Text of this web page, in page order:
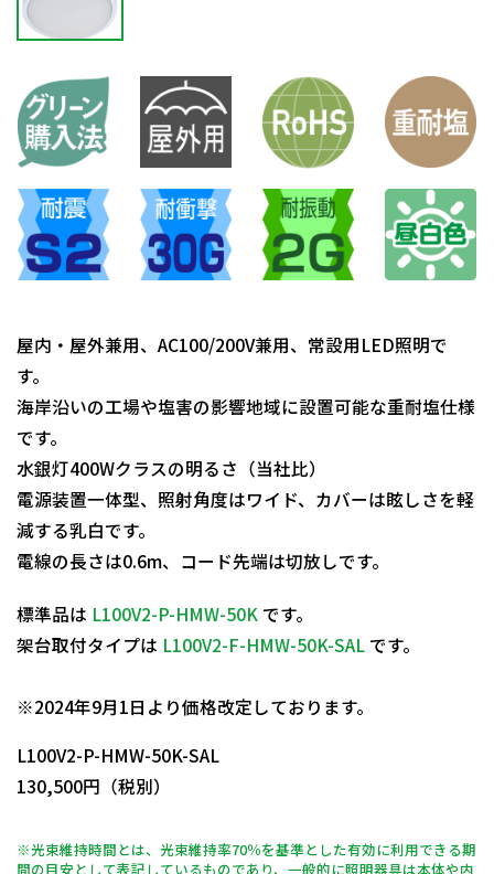
屋内・屋外兼用、AC100/200V兼用、常設用LED照明で
す。
海岸沿いの工場や塩害の影響地域に設置可能な重耐塩仕様
です。
水銀灯400Wクラスの明るさ（当社比）
電源装置一体型、照射角度はワイド、カバーは眩しさを軽
減する乳白です。
電線の長さは0.6m、コード先端は切放しです。
標準品は L100V2-P-HMW-50K です。
架台取付タイプは L100V2-F-HMW-50K-SAL です。
※2024年9月1日より価格改定しております。
L100V2-P-HMW-50K-SAL
130,500円（税別）
※光束維持時間とは、光束維持率70％を基準とした有効に利用できる期
間の目安として表記しているものであり、一般的に照明器具は本体や内